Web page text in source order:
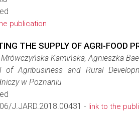
publication
THE SUPPLY OF AGRI-FOOD
Kamińska, Agnieszka
of Agribusiness and Rural
w Poznaniu
J.JARD.2018.00431 - link to the